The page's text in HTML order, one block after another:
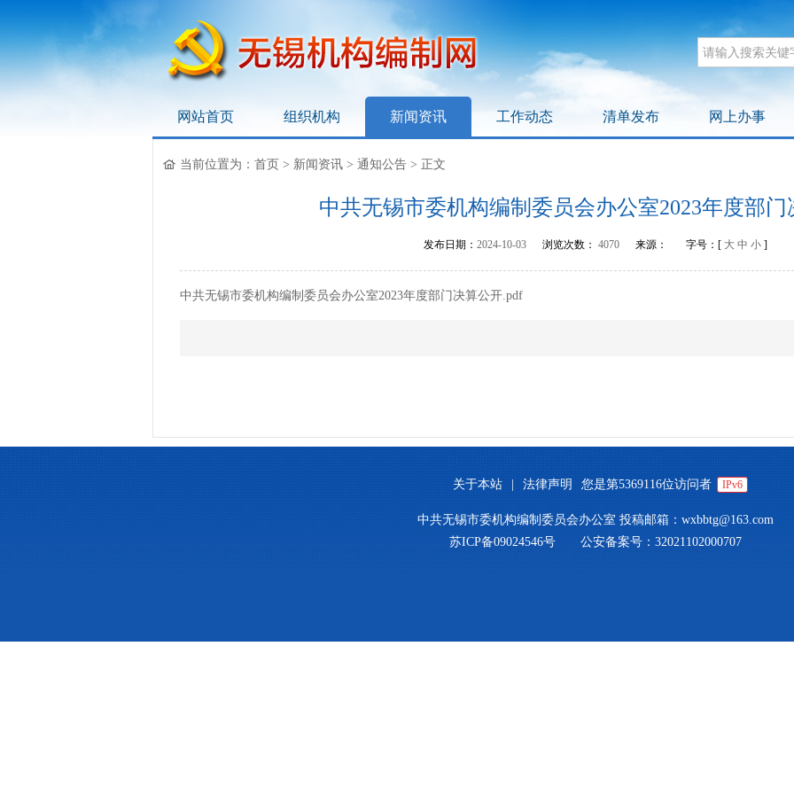
网站首页 组织机构 新闻资讯 工作动态 清单发布 网上办事
当前位置为： 首页 > 新闻资讯 > 通知公告 > 正文
中共无锡市委机构编制委员会办公室2023年度部门
发布日期： 2024-10-03 浏览次数： 4070 来源： 字号：[ 大 中 小 ]
中共无锡市委机构编制委员会办公室2023年度部门决算公开.pdf
关于本站 法律声明 您是第5369116位访问者 IPv6
中共无锡市委机构编制委员会办公室 投稿邮箱：wxbbtg@163.com
苏ICP备09024546号
公安备案号：32021102000707